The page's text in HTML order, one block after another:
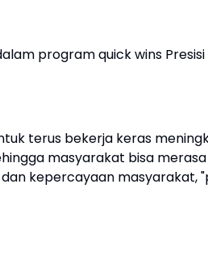
program quick wins
terus bekerja keras
masyarakat bisa
kepercayaan masyarakat,